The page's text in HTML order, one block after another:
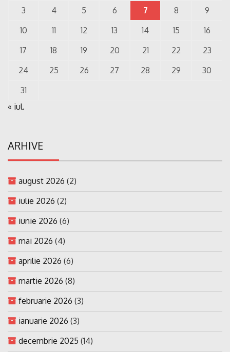
3
4 5 6 7 8
9
10
11 12 13 14 15
16
17
18 19 20 21 22
23
24
25 26 27 28 29
30
31
« iul.
ARHIVE
august 2026 (2)
iulie 2026 (2)
iunie 2026 (6)
mai 2026 (4)
aprilie 2026 (6)
martie 2026 (8)
februarie 2026 (3)
ianuarie 2026 (3)
decembrie 2025 (14)